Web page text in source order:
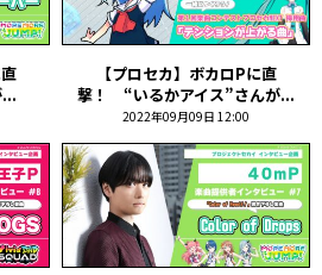
【プロセカ】ボカロPに直
撃！ “いるかアイス”さんが...
2022年09月09日 12:00